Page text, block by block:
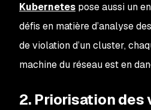
Kubernetes pose aussi un
défis en matière d’analyse
de violation d’un cluster,
machine du réseau est en
2. Priorisation